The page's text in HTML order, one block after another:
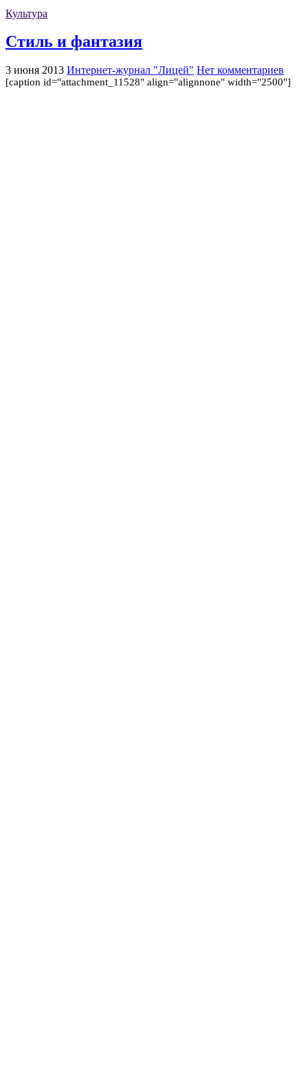
Культура
Стиль и фантазия
3 июня 2013 Интернет-журнал "Лицей" Нет комментариев
[caption id="attachment_11528" align="alignnone" width="2500"]